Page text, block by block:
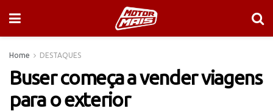
Home DESTAQUES
Buser começa a vender viagens
para o exterior